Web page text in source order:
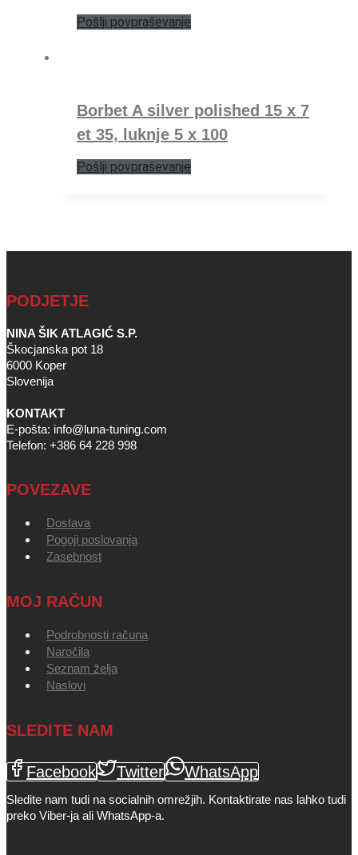
Pošlji povpraševanje
Borbet A silver polished 15 x 7
et 35, luknje 5 x 100
Pošlji povpraševanje
PODJETJE
NINA ŠIK ATLAGIĆ S.P.
Škocjanska pot 18
6000 Koper
Slovenija
KONTAKT
E-pošta: info@luna-tuning.com
Telefon: +386 64 228 998
POVEZAVE
Dostava
Pogoji poslovanja
Zasebnost
MOJ RAČUN
Podrobnosti računa
Naročila
Seznam želja
Naslovi
SLEDITE NAM
Facebook Twitter WhatsApp
Sledite nam tudi na socialnih omrežjih. Kontaktirate nas lahko tudi
preko Viber-ja ali WhatsApp-a.